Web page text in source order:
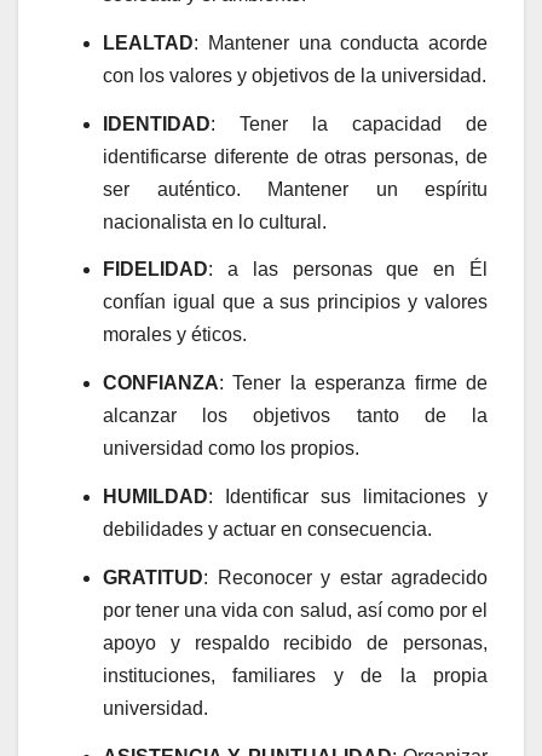
LEALTAD: Mantener una conducta acorde
con los valores y objetivos de la universidad.
IDENTIDAD: Tener la capacidad de
identificarse diferente de otras personas, de
ser auténtico. Mantener un espíritu
nacionalista en lo cultural.
FIDELIDAD: a las personas que en Él
confían igual que a sus principios y valores
morales y éticos.
CONFIANZA: Tener la esperanza firme de
alcanzar los objetivos tanto de la
universidad como los propios.
HUMILDAD: Identificar sus limitaciones y
debilidades y actuar en consecuencia.
GRATITUD: Reconocer y estar agradecido
por tener una vida con salud, así como por el
apoyo y respaldo recibido de personas,
instituciones, familiares y de la propia
universidad.